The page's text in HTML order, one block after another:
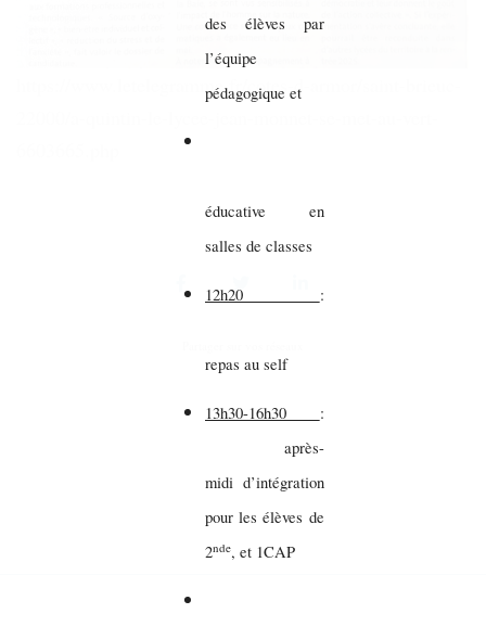
des élèves par
l’équipe
pédagogique et
éducative en
salles de classes
12h20 :
repas au self
13h30-16h30 :
après-
midi d’intégration
pour les élèves de
2nde, et 1CAP
https://www.letelegramme.fr/cotes-d-armor/saint-brieuc-